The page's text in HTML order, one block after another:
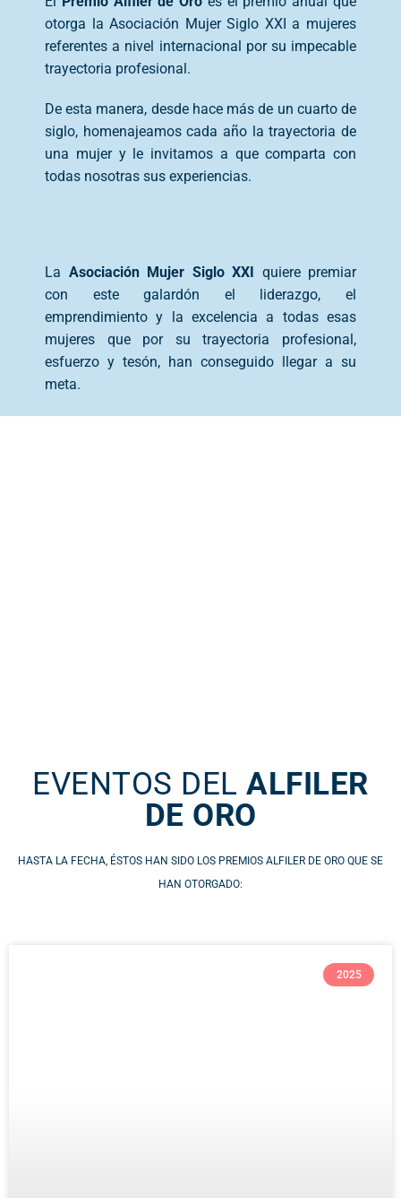
otorga la Asociación Mujer Siglo XXI a mujeres
referentes a nivel internacional por su impecable
trayectoria profesional.
De esta manera, desde hace más de un cuarto de
siglo, homenajeamos cada año la trayectoria de
una mujer y le invitamos a que comparta con
todas nosotras sus experiencias.
La Asociación Mujer Siglo XXI quiere premiar
con este galardón el liderazgo, el
emprendimiento y la excelencia a todas esas
mujeres que por su trayectoria profesional,
esfuerzo y tesón, han conseguido llegar a su
meta.
EVENTOS DELALFILER
DE ORO
HASTA LA FECHA, ÉSTOS HAN SIDO LOS PREMIOS ALFILER DE ORO QUE SE
HAN OTORGADO:
2025